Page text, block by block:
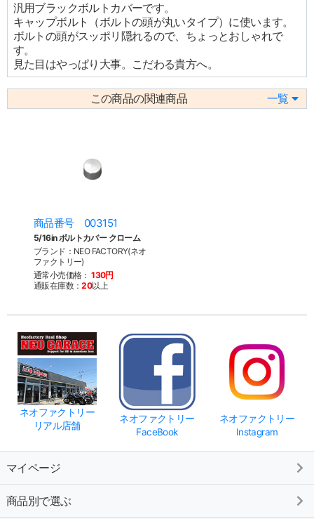
汎用ブラックボルトカバーです。
キャップボルト（ボルトの頭が丸いタイプ）に使います。
ボルトの頭がスッポリ隠れるので、ちょっとおしゃれで
す。
見た目はやっぱり大事。こだわる貴方へ。
この商品の関連商品 一覧
商品番号 003151
5/16in ボルトカバー クローム
ブランド：NEO FACTORY(ネオ
ファクトリー)
通常小売価格： 130円
通販在庫数：20以上
ネオファクトリー
リアル店舗
ネオファクトリー
FaceBook
ネオファクトリー
Instagram
マイページ
商品別で選ぶ